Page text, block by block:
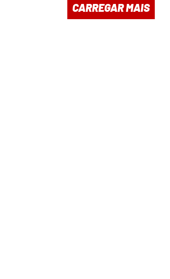
CARREGAR MAIS